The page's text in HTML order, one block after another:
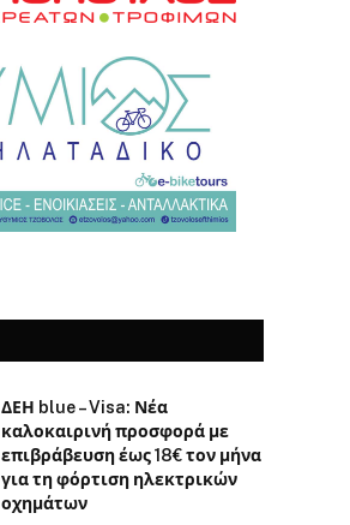
ΔΕΗ blue – Visa: Νέα
καλοκαιρινή προσφορά με
επιβράβευση έως 18€ τον μήνα
για τη φόρτιση ηλεκτρικών
οχημάτων